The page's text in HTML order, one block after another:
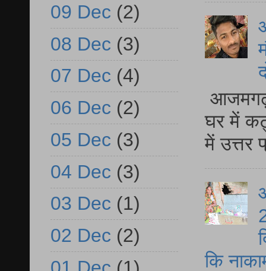
घर में
में
कि
09 Dec (2)
08 Dec (3)
07 Dec (4)
06 Dec (2)
05 Dec (3)
04 Dec (3)
03 Dec (1)
02 Dec (2)